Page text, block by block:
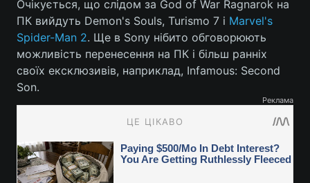
Очікується, що слідом за God of War Ragnarok на
ПК вийдуть Demon's Souls, Turismo 7 і Marvel's
Spider-Man 2. Ще в Sony нібито обговорюють
можливість перенесення на ПК і більш ранніх
своїх ексклюзивів, наприклад, Infamous: Second
Son.
Реклама